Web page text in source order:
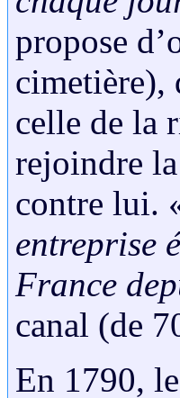
propose
cimetière),
celle de la
rejoindre
contre lui.
entreprise
France
canal (de
En 1790,